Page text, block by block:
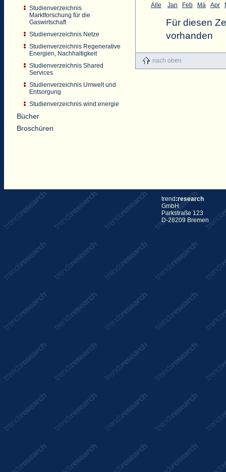
Studienverzeichnis
Marktforschung für die
Gaswirtschaft
Studienverzeichnis Netze
Studienverzeichnis Regenerative
Energien, Nachhaltigkeit
Studienverzeichnis Shared
Services
Studienverzeichnis Umwelt und
Entsorgung
Studienverzeichnis wind:energie
Bücher
Broschüren
Alle Jan Feb Mä Apr
Für diesen
vorhanden
nach oben
trend :research
GmbH
Parkstraße 123
D-28209 Bremen